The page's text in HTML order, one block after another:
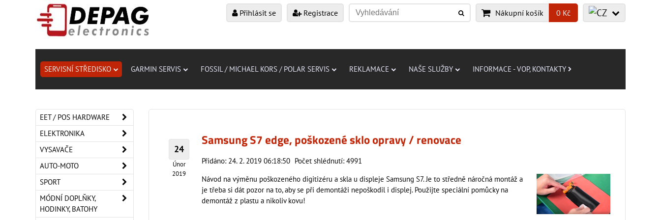
Přihlásit se Registrace Nákupní košík 0 Kč
SERVISNÍ STŘEDISKO GARMIN SERVIS FOSSIL / MICHAEL KORS / POLAR SERVIS REKLAMACE NAŠE SLUŽBY INFORMACE - VOP, KONTAKTY
24
Únor
2019
Samsung S7 edge, poškozené sklo opravy / renovace
Přidáno: 24. 2. 2019 06:18:50 Počet shlédnutí: 4991
Návod na výměnu poškozeného digitizéru a skla u displeje Samsung S7. Je to středně náročná montáž a
je třeba si dát pozor na to, aby se při demontáži nepoškodil i displej. Použijte speciální pomůcky na
demontáž z plastu a nikoliv kovu!
EET / POS HARDWARE
ELEKTRONIKA
VYSAVAČE
AUTO-MOTO
SPORT
MÓDNÍ DOPLŇKY,
HODINKY, BATOHY